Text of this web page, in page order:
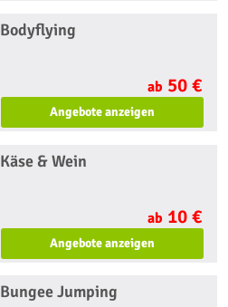
Bodyflying
ab 50 €
Angebote anzeigen
Käse & Wein
ab 10 €
Angebote anzeigen
Bungee Jumping